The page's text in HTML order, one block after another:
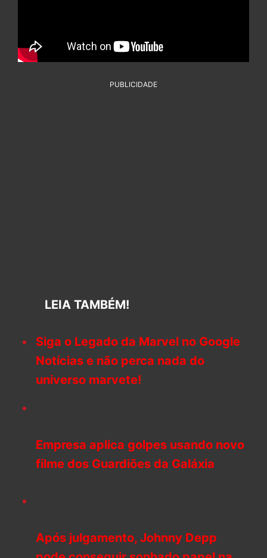
PUBLICIDADE
LEIA TAMBÉM!
Siga o Legado da Marvel no Google
Notícias e não perca nada do
universo marvete!
Empresa aplica golpes usando novo
filme dos Guardiões da Galáxia
Após julgamento, Johnny Depp